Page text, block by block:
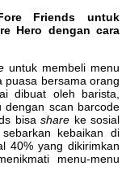
Friends untuk
Hero dengan cara
untuk membeli menu
puasa bersama orang
dibuat oleh barista,
dengan scan barcode
bisashare ke sosial
kebaikan di
40% yang dikirimkan
menu-menu